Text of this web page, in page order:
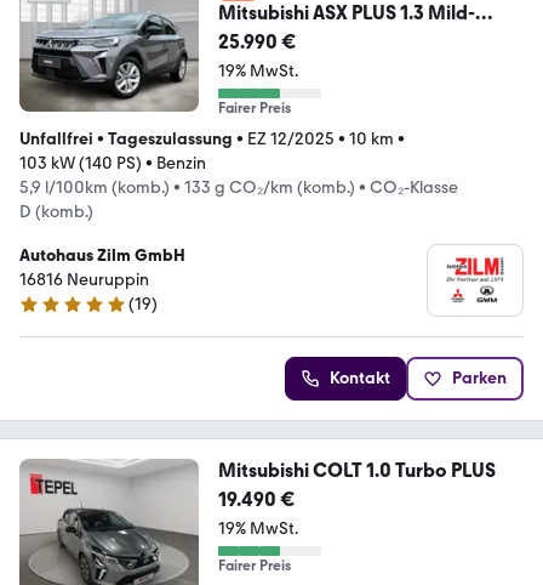
Mitsubishi ASX PLUS 1.3 Mild-
Hybrid 7-DCT
25.990 €
19% MwSt.
Fairer Preis
Unfallfrei • Tageszulassung • EZ 12/2025 • 10 km •
103 kW (140 PS) • Benzin
5,9 l/100km (komb.) • 133 g CO₂/km (komb.) • CO₂-Klasse
D (komb.)
Autohaus Zilm GmbH
16816 Neuruppin
4.9 Sterne
(19)
Kontakt Parken
Mitsubishi COLT 1.0 Turbo PLUS
19.490 €
19% MwSt.
Fairer Preis